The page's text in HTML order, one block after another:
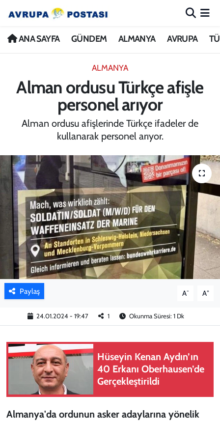
ANA SAYFA GÜNDEM ALMANYA AVRUPA
ALMANYA
Alman ordusu Türkçe afişle
personel arıyor
Alman ordusu afişlerinde Türkçe ifadeler de
kullanarak personel arıyor.
Paylaş A- A+
24.01.2024 - 19:47 1 Okunma Süresi: 1 Dk
Hüseyin Kenan Aydın’ın
40 Erkanı Oberhausen’de
Gerçekleştirildi
Almanya'da ordunun asker adaylarına yönelik
ANA SAYFA
ALMANYA
AVRUPA
TÜRKİYE
DÜNYA
KÜLTÜR
SPOR
KADIN
YAZARLAR
Nöbetçi Eczaneler
İstanbul Namaz Vakitleri
Trafik Durumu
Avrupa Ligi Puan Durumu ve Fikstür
Tüm Manşetler
Son Dakika Haberleri
Haber Arşivi